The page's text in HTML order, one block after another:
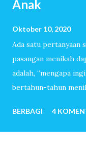
Anak
Oktober 10, 2020
Ada satu pertanyaan
pasangan menikah
adalah, “mengapa
bertahun-tahun
melewati ribuan hari
dengan anak-anak.
BERBAGI 4